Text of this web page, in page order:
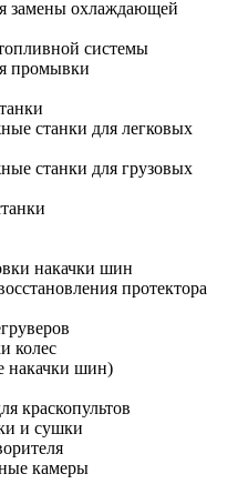
замены охлаждающей
системы
промывки
станки для легковых
станки для грузовых
накачки шин
протектора
колес
накачки шин)
краскопультов
и сушки
камеры